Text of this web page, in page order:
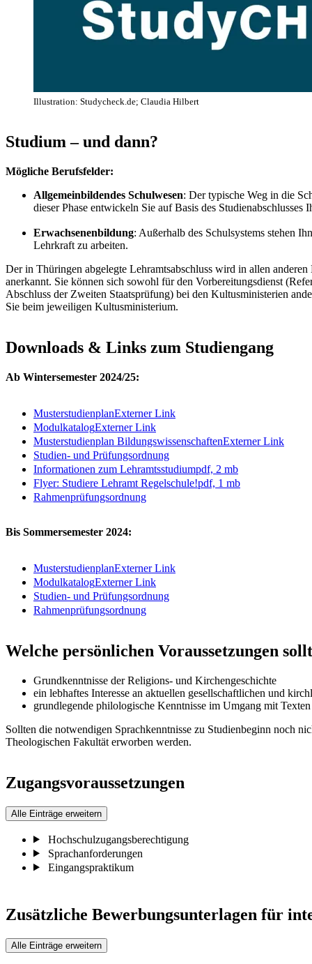
Illustration: Studycheck.de; Claudia Hilbert
Studium – und dann?
Mögliche Berufsfelder:
Allgemeinbildendes Schulwesen: Der typische Weg in die
dieser Phase entwickeln Sie auf Basis des
Erwachsenenbildung: Außerhalb des Schulsystems stehen
Lehrkraft zu arbeiten.
Der in Thüringen abgelegte Lehramtsabschluss wird in allen
anerkannt. Sie können sich sowohl für den Vorbereitungsdienst
Abschluss der Zweiten Staatsprüfung) bei den Kultusministerien
Sie beim jeweiligen Kultusministerium.
Downloads & Links zum Studiengang
Ab Wintersemester 2024/25:
MusterstudienplanExterner Link
ModulkatalogExterner Link
Musterstudienplan BildungswissenschaftenExterner Link
Studien- und Prüfungsordnung
Informationen zum Lehramtsstudiumpdf, 2 mb
Flyer: Studiere Lehramt Regelschule!pdf, 1 mb
Rahmenprüfungsordnung
Bis Sommersemester 2024:
MusterstudienplanExterner Link
ModulkatalogExterner Link
Studien- und Prüfungsordnung
Rahmenprüfungsordnung
Welche persönlichen Voraussetzungen
Grundkenntnisse der Religions- und Kirchengeschichte
ein lebhaftes Interesse an aktuellen gesellschaftlichen und
grundlegende philologische Kenntnisse im Umgang mit Texten
Sollten die notwendigen Sprachkenntnisse zu Studienbeginn noch
Theologischen Fakultät erworben werden.
Zugangsvoraussetzungen
Alle Einträge erweitern
Hochschulzugangsberechtigung
Sprachanforderungen
Eingangspraktikum
Zusätzliche Bewerbungsunterlagen für
Alle Einträge erweitern